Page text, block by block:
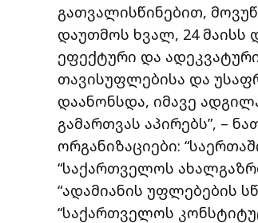
გათვალისწინებით,
დაუთმოს ხვალ, 24 მაისს
ეფექტური და
თავისუფლებისა და
დაანონსდა, იმავე
გამართვას აპირებს”, –
ორგანიზაციები:
“საქართველოს
“ადამიანის უფლებების
“საქართველოს